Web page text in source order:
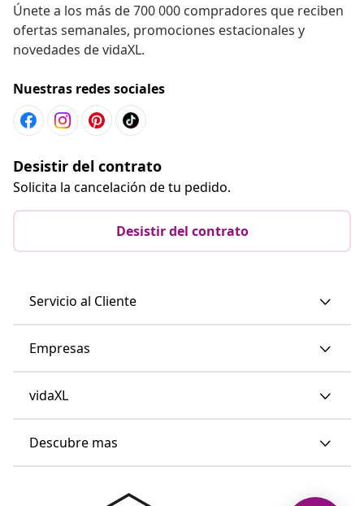
Únete a los más de 700 000 compradores que reciben
ofertas semanales, promociones estacionales y
novedades de vidaXL.
Nuestras redes sociales
Desistir del contrato
Solicita la cancelación de tu pedido.
Desistir del contrato
Servicio al Cliente
Empresas
vidaXL
Descubre mas